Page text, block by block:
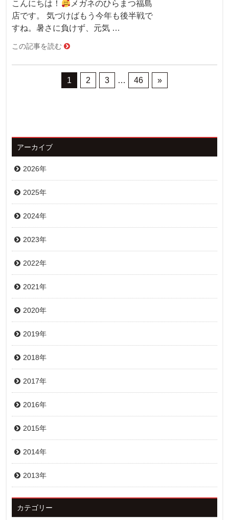
こんにちは！
メガネのひらまつ福島
店です。 気づけばもう今年も後半戦で
すね。暑さに負けず、元気 …
この記事を読む
1 2 3 … 46 »
アーカイブ
2026年
2025年
2024年
2023年
2022年
2021年
2020年
2019年
2018年
2017年
2016年
2015年
2014年
2013年
カテゴリー